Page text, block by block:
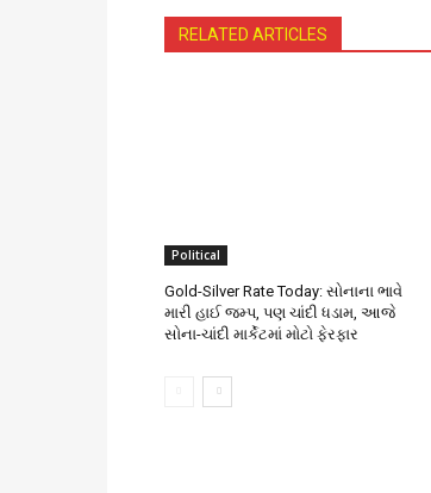
RELATED ARTICLES
Political
Gold-Silver Rate Today: સોનાના ભાવે
મારી હાઈ જમ્પ, પણ ચાંદી ધડામ, આજે
સોના-ચાંદી માર્કેટમાં મોટો ફેરફાર